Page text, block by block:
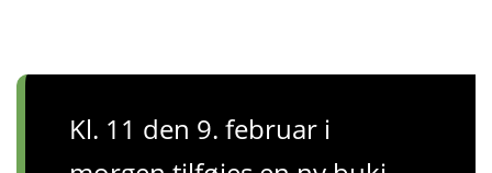
Kl. 11 den 9. februar i